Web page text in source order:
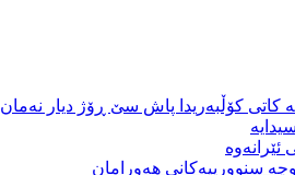
کاتی کۆڵبەریدا پاش سێ ڕۆژ دیار نەمان
سنوورییەکانی هەورامان